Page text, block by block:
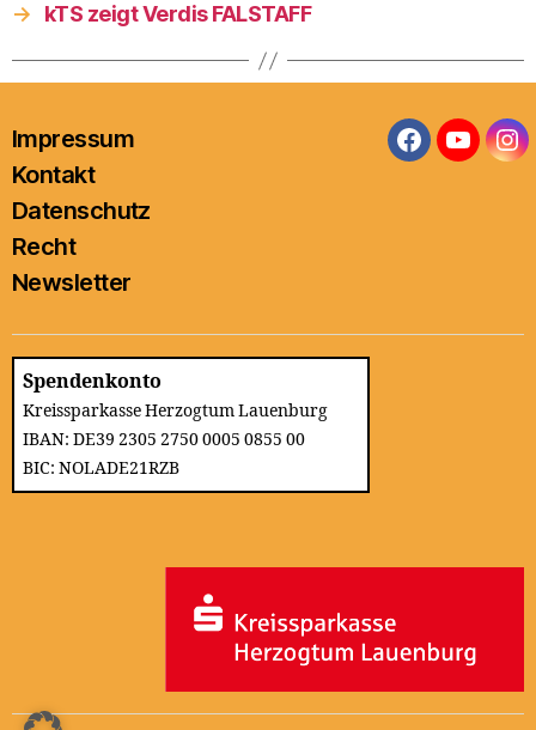
→
kTS zeigt Verdis FALSTAFF
Impressum
Kontakt
Datenschutz
Recht
Newsletter
Facebook
Spendenkonto
Kreissparkasse Herzogtum Lauenburg
IBAN: DE39 2305 2750 0005 0855 00
BIC: NOLADE21RZB